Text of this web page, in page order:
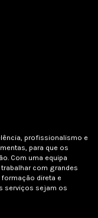
profissionalismo e
para que os
Com uma equipa
com grandes
direta e
serviços sejam os